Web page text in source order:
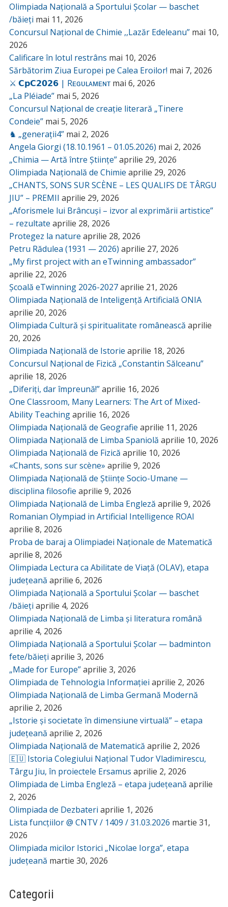
Olimpiada Națională a Sportului Școlar — baschet
/băieți mai 11, 2026
Concursul Național de Chimie ,,Lazăr Edeleanu” mai 10,
2026
Calificare în lotul restrâns mai 10, 2026
Sărbătorim Ziua Europei pe Calea Eroilor! mai 7, 2026
⚔️ 𝗖𝗽𝗖𝟮𝟬𝟮𝟲 | Rᴇɢᴜʟᴀᴍᴇɴᴛ mai 6, 2026
„La Pléiade” mai 5, 2026
Concursul Național de creație literară „Tinere
Condeie” mai 5, 2026
♞ „generații4” mai 2, 2026
Angela Giorgi (18.10.1961 – 01.05.2026) mai 2, 2026
„Chimia — Artă între Științe”aprilie 29, 2026
Olimpiada Națională de Chimie aprilie 29, 2026
„CHANTS, SONS SUR SCÈNE – LES QUALIFS DE TÂRGU
JIU” – PREMII aprilie 29, 2026
„Aforismele lui Brâncuși – izvor al exprimării artistice”
– rezultate aprilie 28, 2026
Protegez la nature aprilie 28, 2026
Petru Rădulea (1931 — 2026) aprilie 27, 2026
„My first project with an eTwinning ambassador”
aprilie 22, 2026
Școală eTwinning 2026-2027aprilie 21, 2026
Olimpiada Națională de Inteligență Artificială ONIA
aprilie 20, 2026
Olimpiada Cultură și spiritualitate românească aprilie
20, 2026
Olimpiada Națională de Istorie aprilie 18, 2026
Concursul Național de Fizică „Constantin Sălceanu”
aprilie 18, 2026
„Diferiți, dar împreună!”aprilie 16, 2026
One Classroom, Many Learners: The Art of Mixed-
Ability Teachingaprilie 16, 2026
Olimpiada Națională de Geografie aprilie 11, 2026
Olimpiada Națională de Limba Spaniolă aprilie 10, 2026
Olimpiada Națională de Fizică aprilie 10, 2026
«Chants, sons sur scène» aprilie 9, 2026
Olimpiada Națională de Științe Socio-Umane —
disciplina filosofie aprilie 9, 2026
Olimpiada Națională de Limba Engleză aprilie 9, 2026
Romanian Olympiad in Artificial Intelligence ROAI
aprilie 8, 2026
Proba de baraj a Olimpiadei Naționale de Matematică
aprilie 8, 2026
Olimpiada Lectura ca Abilitate de Viață (OLAV), etapa
județeană aprilie 6, 2026
Olimpiada Națională a Sportului Școlar — baschet
/băieți aprilie 4, 2026
Olimpiada Națională de Limba și literatura română
aprilie 4, 2026
Olimpiada Națională a Sportului Școlar — badminton
fete/băieți aprilie 3, 2026
„Made for Europe”aprilie 3, 2026
Olimpiada de Tehnologia Informației aprilie 2, 2026
Olimpiada Națională de Limba Germană Modernă
aprilie 2, 2026
„Istorie și societate în dimensiune virtuală” – etapa
județeană aprilie 2, 2026
Olimpiada Națională de Matematică aprilie 2, 2026
🇪🇺 Istoria Colegiului Național Tudor Vladimirescu,
Târgu Jiu, în proiectele Ersamus aprilie 2, 2026
Olimpiada de Limba Engleză – etapa județeană aprilie
2, 2026
Olimpiada de Dezbateri aprilie 1, 2026
Lista funcțiilor @ CNTV / 1409 / 31.03.2026 martie 31,
2026
Olimpiada micilor Istorici „Nicolae Iorga”, etapa
județeană martie 30, 2026
Categorii